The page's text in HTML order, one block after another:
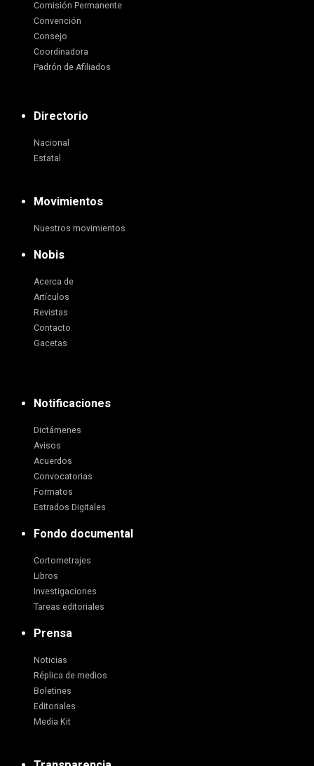
Comisión Permanente
Convención
Consejo
Coordinadora
Padrón de Afiliados
Directorio
Nacional
Estatal
Movimientos
Nuestros movimientos
Nobis
Acerca de
Artículos
Revistas
Contacto
Gacetas
Notificaciones
Dictámenes
Avisos
Acuerdos
Convocatorias
Formatos
Estrados Digitales
Fondo documental
Cortometrajes
Libros
Investigaciones
Tareas editoriales
Prensa
Noticias
Réplica de medios
Boletines
Editoriales
Media Kit